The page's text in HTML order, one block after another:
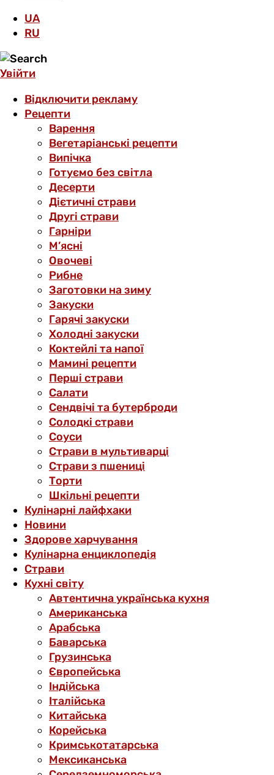
UA
RU
Увійти
Відключити рекламу
Рецепти
Варення
Вегетаріанські рецепти
Випічка
Готуємо без світла
Десерти
Дієтичні страви
Другі страви
Гарніри
М’ясні
Овочеві
Рибне
Заготовки на зиму
Закуски
Гарячі закуски
Холодні закуски
Коктейлі та напої
Мамині рецепти
Перші страви
Салати
Сендвічі та бутерброди
Солодкі страви
Соуси
Страви в мультиварці
Страви з пшениці
Торти
Шкільні рецепти
Кулінарні лайфхаки
Новини
Здорове харчування
Кулінарна енциклопедія
Страви
Кухні світу
Автентична українська кухня
Американська
Арабська
Баварська
Грузинська
Європейська
Індійська
Італійська
Китайська
Корейська
Кримськотатарська
Мексиканська